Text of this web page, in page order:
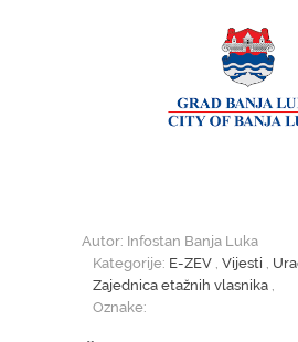
Autor: Infostan Banja Luka
Kategorije: E-ZEV , Vijesti ,
Zajednica etažnih vlasnika ,
Oznake: